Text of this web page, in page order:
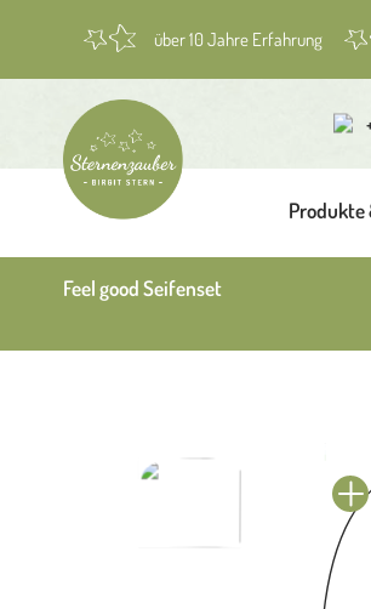
über 10 Jahre Erfahrung
Produkte
Feel good Seifenset